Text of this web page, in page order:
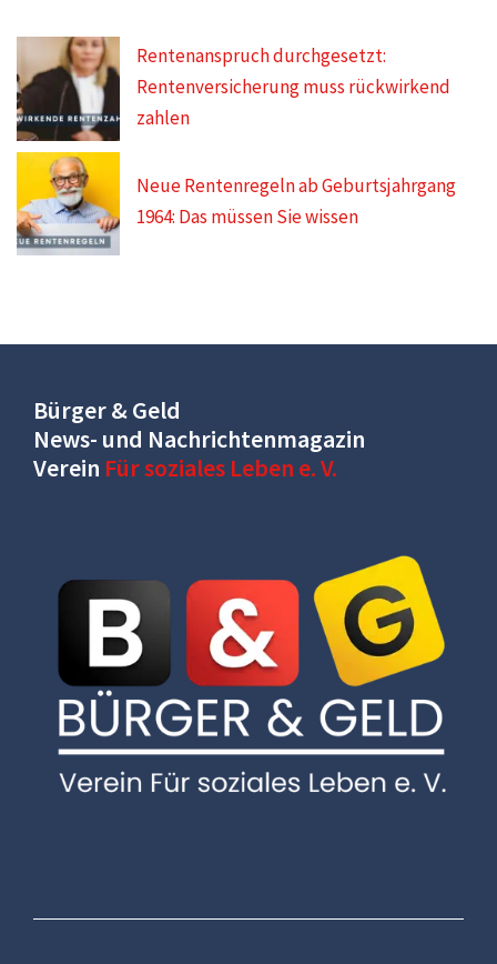
Rentenanspruch durchgesetzt:
Rentenversicherung muss rückwirkend
zahlen
Neue Rentenregeln ab Geburtsjahrgang
1964: Das müssen Sie wissen
Bürger & Geld
News- und Nachrichtenmagazin
Verein Für soziales Leben e. V.